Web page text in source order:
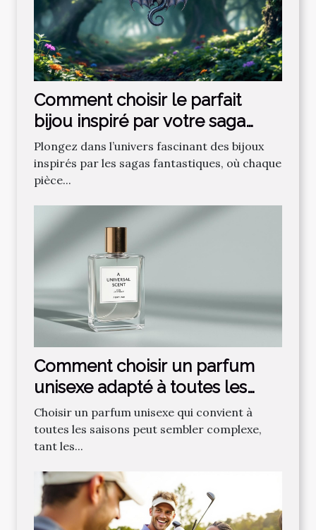
Comment choisir le parfait
bijou inspiré par votre saga
fantastique préférée ?
Plongez dans l’univers fascinant des bijoux
inspirés par les sagas fantastiques, où chaque
pièce...
Comment choisir un parfum
unisexe adapté à toutes les
saisons ?
Choisir un parfum unisexe qui convient à
toutes les saisons peut sembler complexe,
tant les...